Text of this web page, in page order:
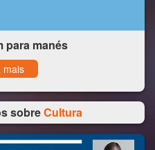
para manés
mais
sobreCultura